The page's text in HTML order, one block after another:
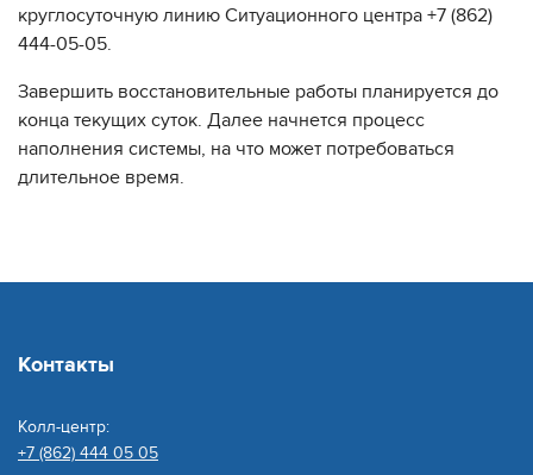
круглосуточную линию Ситуационного центра +7 (862)
444-05-05.
Завершить восстановительные работы планируется до
конца текущих суток. Далее начнется процесс
наполнения системы, на что может потребоваться
длительное время.
Контакты
Колл-центр:
+7 (862) 444 05 05